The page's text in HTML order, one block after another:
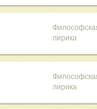
лирика
лирика